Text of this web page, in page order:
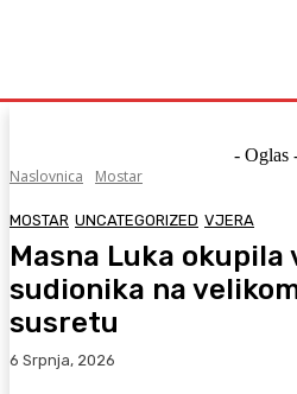
- Oglas
Naslovnica
Mostar
MOSTAR UNCATEGORIZED VJERA
Masna Luka okupila
sudionika na
susretu
6 Srpnja, 2026